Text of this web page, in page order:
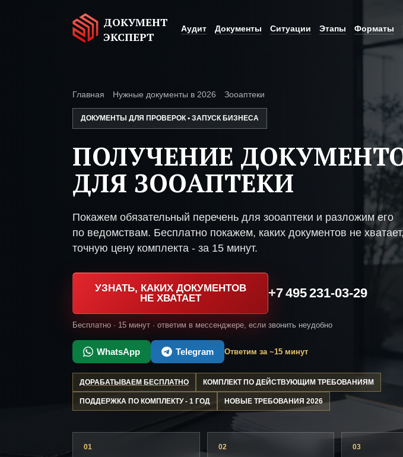
ДОКУМЕНТ
ЭКСПЕРТ
Аудит Документы Ситуации Этапы Форматы
Главная Нужные документы в 2026 Зооаптеки
ДОКУМЕНТЫ ДЛЯ ПРОВЕРОК • ЗАПУСК БИЗНЕСА
ПОЛУЧЕНИЕ
ДЛЯ ЗООАПТЕКИ
Покажем обязательный перечень для зооаптеки и разложим его
по ведомствам. Бесплатно покажем, каких документов не
точную цену комплекта - за 15 минут.
УЗНАТЬ, КАКИХ ДОКУМЕНТОВ
НЕ ХВАТАЕТ
+7 495 231-03-29
Бесплатно · 15 минут · ответим в мессенджере, если звонить неудобно
WhatsApp Telegram Ответим за ~15 минут
ДОРАБАТЫВАЕМ БЕСПЛАТНО КОМПЛЕКТ ПО ДЕЙСТВУЮЩИМ ТРЕБОВАНИЯМ
ПОДДЕРЖКА ПО КОМПЛЕКТУ - 1 ГОД НОВЫЕ ТРЕБОВАНИЯ 2026
01 02 03